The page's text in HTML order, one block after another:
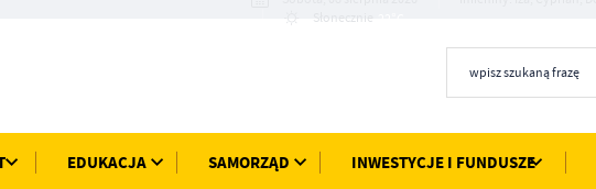
Słonecznie
EDUKACJA SAMORZĄD INWESTYCJE I FUNDUSZE